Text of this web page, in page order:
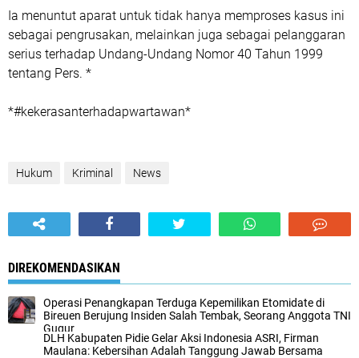
Ia menuntut aparat untuk tidak hanya memproses kasus ini
sebagai pengrusakan, melainkan juga sebagai pelanggaran
serius terhadap Undang-Undang Nomor 40 Tahun 1999
tentang Pers. *
*#kekerasanterhadapwartawan*
Hukum Kriminal News
DIREKOMENDASIKAN
Operasi Penangkapan Terduga Kepemilikan Etomidate di
Bireuen Berujung Insiden Salah Tembak, Seorang Anggota TNI
Gugur
DLH Kabupaten Pidie Gelar Aksi Indonesia ASRI, Firman
Maulana: Kebersihan Adalah Tanggung Jawab Bersama